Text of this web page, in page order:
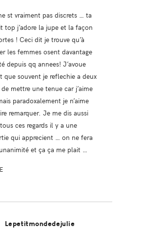
st vraiment pas discrets … ta
top j’adore la jupe et la façon
! Ceci dit je trouve qu’à
les femmes osent davantage
depuis qq annees! J’avoue
que souvent je reflechie a deux
mettre une tenue car j’aime
paradoxalement je n’aime
remarquer. Je me dis aussi
ces regards il y a une
qui apprecient … on ne fera
et ça ça me plait …
Lepetitmondedejulie